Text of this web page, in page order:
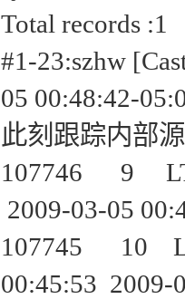
Total records :1
#1-
05 00:48:42-
此刻跟踪内部
107746 9
2009-03-05
107745
00:45:53